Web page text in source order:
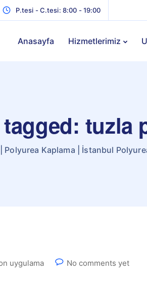
P.tesi - C.tesi: 8:00 - 19:00
Anasayfa Hizmetlerimiz
tuzla
Polyurea Kaplama | İstanbul
uygulama No comments yet